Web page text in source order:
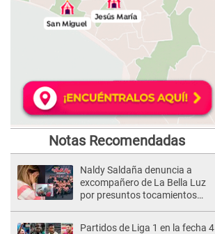
Notas Recomendadas
Naldy Saldaña denuncia a
excompañero de La Bella Luz
por presuntos tocamientos
Partidos de Liga 1 en la fecha 4